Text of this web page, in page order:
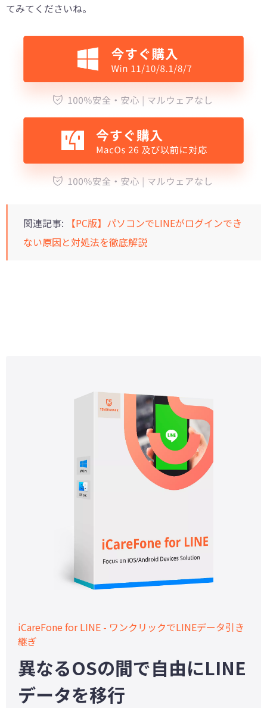
てみてくださいね。
関連記事:
【PC版】パソコンでLINEがログインでき
ない原因と対処法を徹底解説
iCareFone for LINE - ワンクリックでLINEデータ引き
継ぎ
異なるOSの間で自由にLINE
データを移行